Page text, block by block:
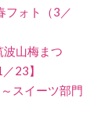
フォト（3／
山梅まつ
23】
スイーツ部門